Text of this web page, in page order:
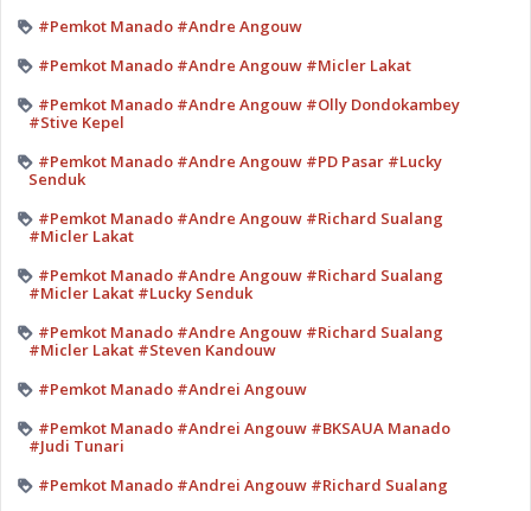
#Pemkot Manado #Andre Angouw
#Pemkot Manado #Andre Angouw #Micler Lakat
#Pemkot Manado #Andre Angouw #Olly Dondokambey
#Stive Kepel
#Pemkot Manado #Andre Angouw #PD Pasar #Lucky
Senduk
#Pemkot Manado #Andre Angouw #Richard Sualang
#Micler Lakat
#Pemkot Manado #Andre Angouw #Richard Sualang
#Micler Lakat #Lucky Senduk
#Pemkot Manado #Andre Angouw #Richard Sualang
#Micler Lakat #Steven Kandouw
#Pemkot Manado #Andrei Angouw
#Pemkot Manado #Andrei Angouw #BKSAUA Manado
#Judi Tunari
#Pemkot Manado #Andrei Angouw #Richard Sualang